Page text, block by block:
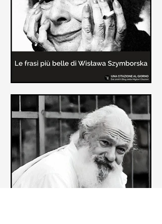
Le frasi più belle delle poesie di
Wisława Szymborska
In questa pagina sono raccolte le
migliori frasi brevi tratte dalle poesie
di Wisława Szymborska sull'amore e
sulla vita